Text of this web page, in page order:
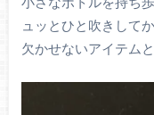
ュッとひと吹きして
欠かせないアイテム